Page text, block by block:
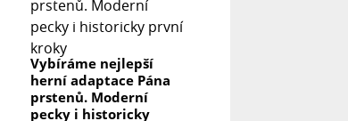
Vybíráme nejlepší
herní adaptace Pána
prstenů. Moderní
pecky i historicky